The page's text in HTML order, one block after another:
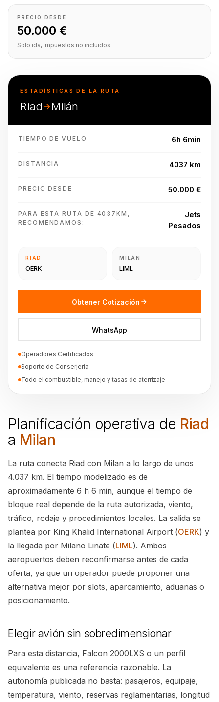
PRECIO DESDE
50.000 €
Solo ida, impuestos no incluidos
ESTADÍSTICAS DE LA RUTA
Riad Milán
TIEMPO DE VUELO 6h 6min
DISTANCIA 4037 km
PRECIO DESDE 50.000 €
PARA ESTA RUTA DE 4037KM,
RECOMENDAMOS:
Jets
Pesados
RIAD
OERK
MILÁN
LIML
Obtener Cotización
WhatsApp
Operadores Certificados
Soporte de Conserjería
Todo el combustible, manejo y tasas de aterrizaje
Planificación operativa de Riad
a Milan
La ruta conecta Riad con Milan a lo largo de unos
4.037 km. El tiempo modelizado es de
aproximadamente 6 h 6 min, aunque el tiempo de
bloque real depende de la ruta autorizada, viento,
tráfico, rodaje y procedimientos locales. La salida se
plantea por King Khalid International Airport (OERK) y
la llegada por Milano Linate (LIML). Ambos
aeropuertos deben reconfirmarse antes de cada
oferta, ya que un operador puede proponer una
alternativa mejor por slots, aparcamiento, aduanas o
posicionamiento.
Elegir avión sin sobredimensionar
Para esta distancia, Falcon 2000LXS o un perfil
equivalente es una referencia razonable. La
autonomía publicada no basta: pasajeros, equipaje,
temperatura, viento, reservas reglamentarias, longitud